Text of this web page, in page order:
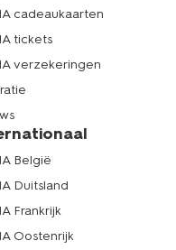
cadeaukaarten
tickets
verzekeringen
België
Duitsland
Frankrijk
Oostenrijk